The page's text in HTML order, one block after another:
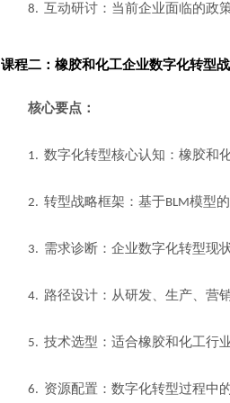
8. 互动研讨：当前企业面临的政
课程二： 橡胶和化工企业数字化转型
核心要点：
1. 数字化转型核心认知：橡胶和
2. 转型战略框架：基于BLM模型
3. 需求诊断：企业数字化转型现
4. 路径设计：从研发、生产、营
5. 技术选型：适合橡胶和化工行
6. 资源配置：数字化转型过程中